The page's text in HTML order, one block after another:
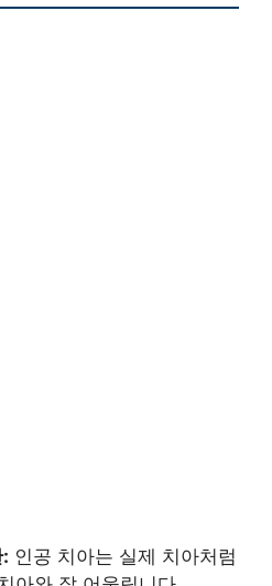
인공 치아는 실제 치아처럼